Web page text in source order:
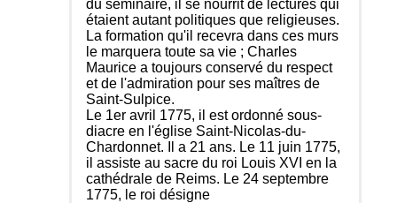
du séminaire, il se nourrit de lectures qui
étaient autant politiques que religieuses.
La formation qu'il recevra dans ces murs
le marquera toute sa vie ; Charles
Maurice a toujours conservé du respect
et de l'admiration pour ses maîtres de
Saint-Sulpice.
Le 1er avril 1775, il est ordonné sous-
diacre en l'église Saint-Nicolas-du-
Chardonnet. Il a 21 ans. Le 11 juin 1775,
il assiste au sacre du roi Louis XVI en la
cathédrale de Reims. Le 24 septembre
1775, le roi désigne